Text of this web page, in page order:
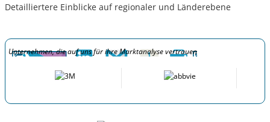
Detailliertere Einblicke auf regionaler und Länderebene
Unternehmen, die auf uns für ihre Marktanalyse vertrauen